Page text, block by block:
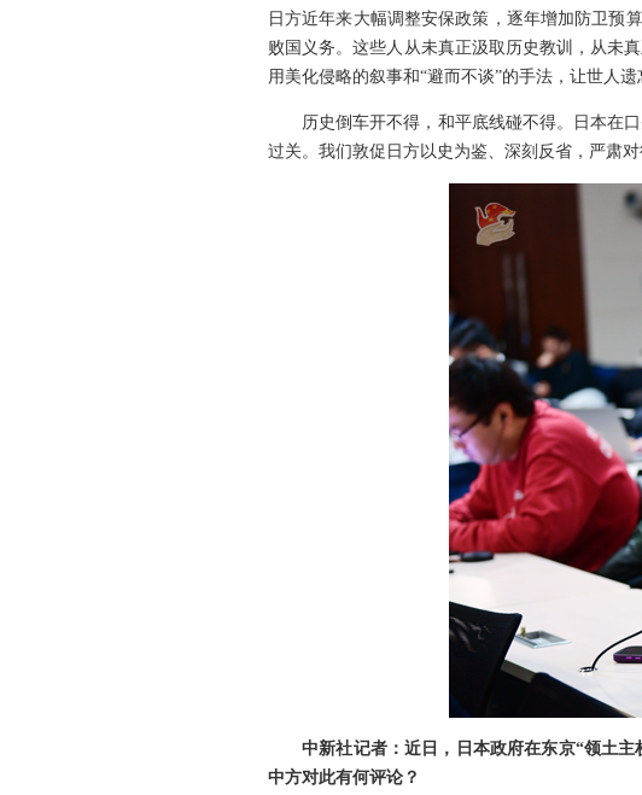
日方近年来大幅调整安保政策，逐年增加防卫预
败国义务。这些人从未真正汲取历史教训，从未
用美化侵略的叙事和“避而不谈”的手法，让世人
历史倒车开不得，和平底线碰不得。日本在
过关。我们敦促日方以史为鉴、深刻反省，严肃
中新社记者：近日，日本政府在东京“领土
中方对此有何评论？